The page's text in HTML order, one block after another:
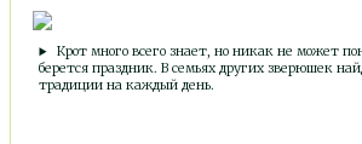
Крот много всего знает, но никак не может
берется праздник. В семьях других зверюшек
традиции на каждый день.